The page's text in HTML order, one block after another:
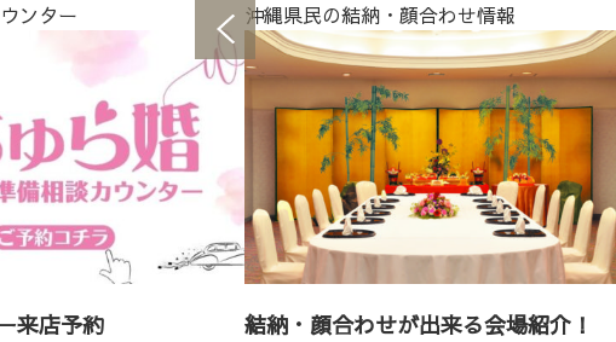
ンター
来店予約
沖縄県民の結納・顔合わせ情報
結納・顔合わせが出来る会場紹介！